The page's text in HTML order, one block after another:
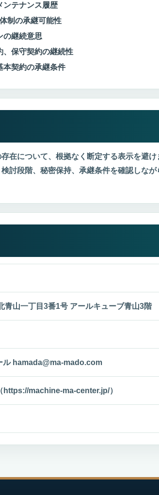
ンテナンス履歴
制の承継可能性
の継続意思
、保守契約の継続性
本契約の承継条件
在について、根拠なく断定する表示を避け
討段階、秘密保持、承継条件を確認しなが
青山一丁目3番1号 アールキューブ青山3階
ル hamada@ma-mado.com
https://machine-ma-center.jp/）